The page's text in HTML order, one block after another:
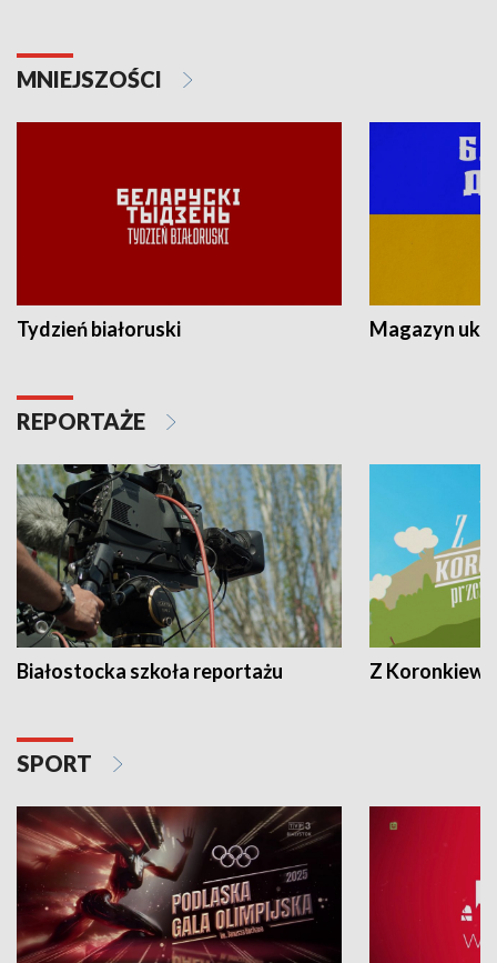
MNIEJSZOŚCI
Tydzień białoruski Magazyn
REPORTAŻE
Białostocka szkoła reportażu Z
SPORT